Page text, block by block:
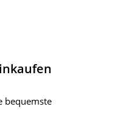
bequemste